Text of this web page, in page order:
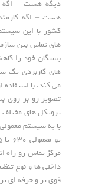
دیگه هست – اگه
هست – اگه
های تماس بین
بستگان خود را
های کاربردی یک
می کند. با
پروتکل های مختلف
با یه سیستم
مرکز تماس رو راه
داخلی ها و نوع
قوی تر و حرفه ای